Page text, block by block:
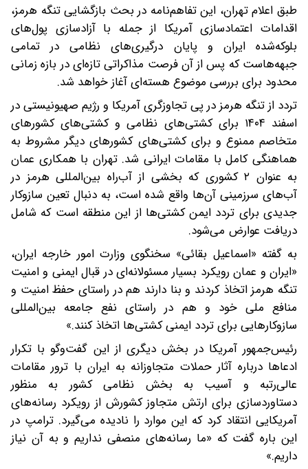
طبق اعلام تهران، این تفاهم‌نامه در بحث بازگشایی تنگه هرمز،
اقدامات اعتمادسازی آمریکا از جمله با آزادسازی پول‌های
بلوکه‌شده ایران و پایان درگیری‌های نظامی در تمامی
جبهه‌هاست که پس از آن فرصت مذاکراتی تازه‌ای در بازه زمانی
محدود برای بررسی موضوع هسته‌ای آغاز خواهد شد.
تردد از تنگه هرمز در پی تجاوزگری آمریکا و رژیم صهیونیستی در
اسفند ۱۴۰۴ برای کشتی‌های نظامی و کشتی‌های کشورهای
متخاصم ممنوع و برای کشتی‌های کشورهای دیگر مشروط به
هماهنگی کامل با مقامات ایرانی شد. تهران با همکاری عمان
به عنوان ۲ کشوری که بخشی از آب‌راه بین‌المللی هرمز در
آب‌های سرزمینی آن‌ها واقع شده است، به دنبال تعین سازوکار
جدیدی برای تردد ایمن کشتی‌ها از این منطقه است که شامل
دریافت عوارض می‌شود.
به گفته «اسماعیل بقائی» سخنگوی وزارت امور خارجه ایران،
«ایران و عمان رویکرد بسیار مسئولانه‌ای در قبال ایمنی و امنیت
تنگه هرمز اتخاذ کردند و بنا دارند هم در راستای حفظ امنیت و
منافع ملی خود و هم در راستای نفع جامعه بین‌المللی
سازوکارهایی برای تردد ایمنی کشتی‌ها اتخاذ کنند.»
رئیس‌جمهور آمریکا در بخش دیگری از این گفت‌وگو با تکرار
ادعاها درباره آثار حملات متجاوزانه به ایران با ترور مقامات
عالی‌رتبه و آسیب به بخش نظامی کشور به منظور
دستاوردسازی برای ارتش متجاوز کشورش از رویکرد رسانه‌های
آمریکایی انتقاد کرد که این موارد را نادیده می‌گیرد. ترامپ در
این باره گفت که «ما رسانه‌های منصفی نداریم و به آن نیاز
داریم.»